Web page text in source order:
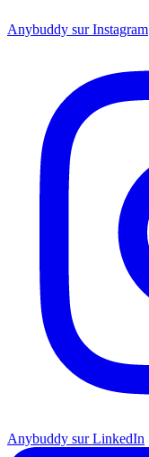
Anybuddy sur Instagram
Anybuddy sur LinkedIn